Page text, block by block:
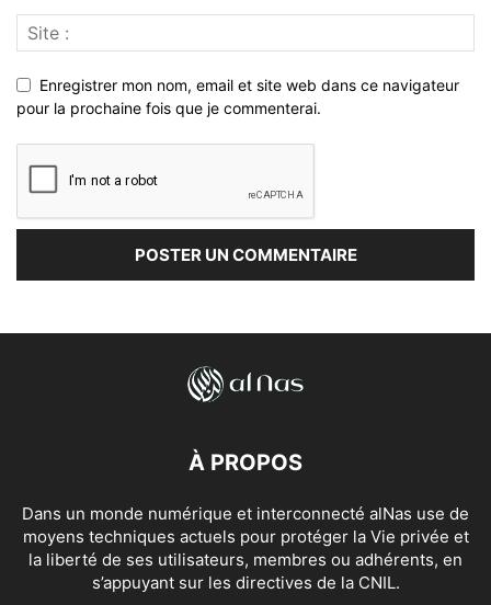
Enregistrer mon nom, email et site web dans ce navigateur
pour la prochaine fois que je commenterai.
À PROPOS
Dans un monde numérique et interconnecté alNas use de
moyens techniques actuels pour protéger la Vie privée et
la liberté de ses utilisateurs, membres ou adhérents, en
s’appuyant sur les directives de la CNIL.